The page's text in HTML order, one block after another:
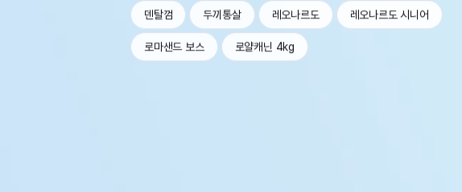
덴탈껌 두끼통살 레오나르도 레오나르도 시니어
로마샌드 보스 로얄캐닌 4kg